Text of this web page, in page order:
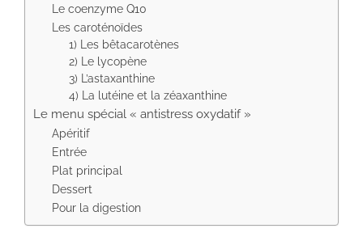
Le coenzyme Q10
Les caroténoïdes
1) Les bêtacarotènes
2) Le lycopène
3) L’astaxanthine
4) La lutéine et la zéaxanthine
Le menu spécial « antistress oxydatif »
Apéritif
Entrée
Plat principal
Dessert
Pour la digestion